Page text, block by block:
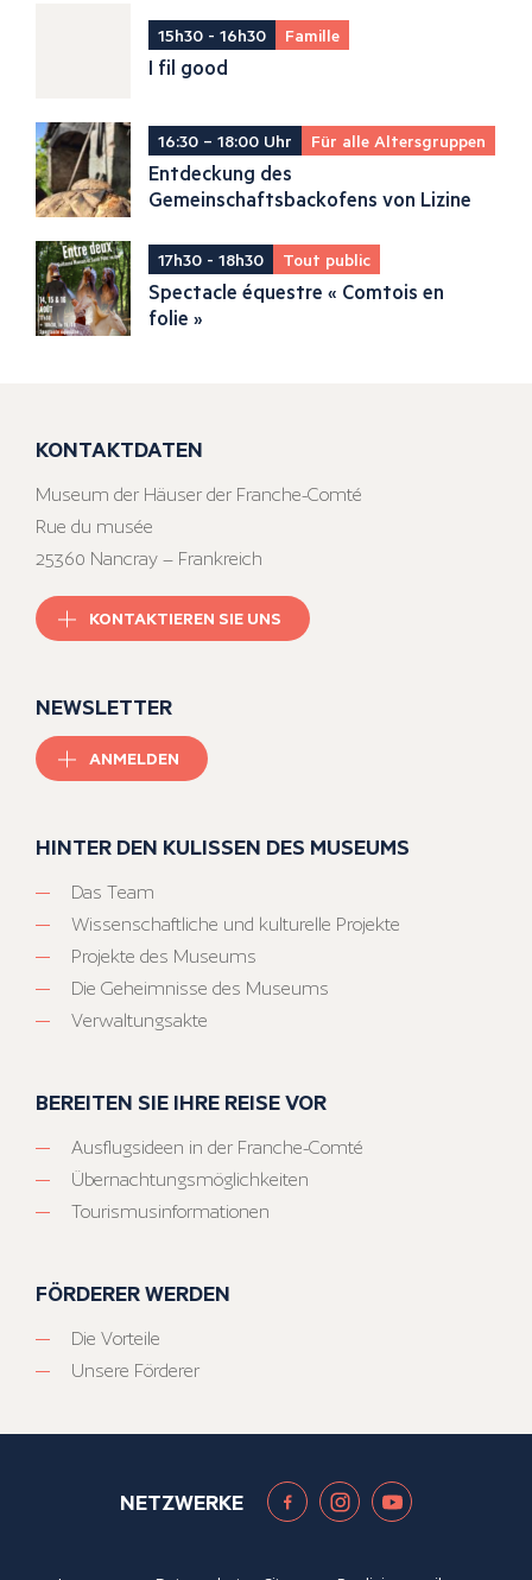
15h30 - 16h30 Famille
I fil good
16:30 – 18:00 Uhr Für alle Altersgruppen
Entdeckung des
Gemeinschaftsbackofens von Lizine
17h30 - 18h30 Tout public
Spectacle équestre « Comtois en
folie »
KONTAKTDATEN
Museum der Häuser der Franche-Comté
Rue du musée
25360 Nancray – Frankreich
KONTAKTIEREN SIE UNS
NEWSLETTER
ANMELDEN
HINTER DEN KULISSEN DES MUSEUMS
Das Team
Wissenschaftliche und kulturelle Projekte
Projekte des Museums
Die Geheimnisse des Museums
Verwaltungsakte
BEREITEN SIE IHRE REISE VOR
Ausflugsideen in der Franche-Comté
Übernachtungsmöglichkeiten
Tourismusinformationen
FÖRDERER WERDEN
Die Vorteile
Unsere Förderer
NETZWERKE